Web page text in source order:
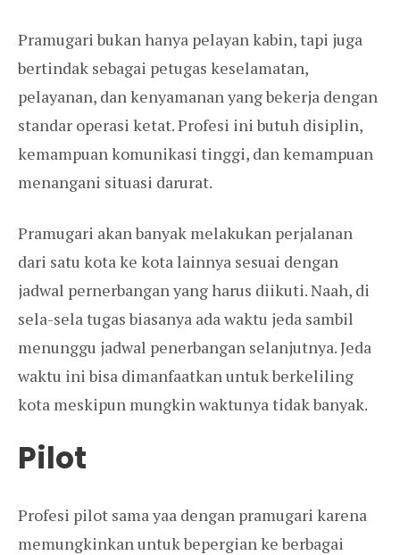
Pramugari bukan hanya pelayan kabin, tapi juga
bertindak sebagai petugas keselamatan,
pelayanan, dan kenyamanan yang bekerja dengan
standar operasi ketat. Profesi ini butuh disiplin,
kemampuan komunikasi tinggi, dan kemampuan
menangani situasi darurat.
Pramugari akan banyak melakukan perjalanan
dari satu kota ke kota lainnya sesuai dengan
jadwal pernerbangan yang harus diikuti. Naah, di
sela-sela tugas biasanya ada waktu jeda sambil
menunggu jadwal penerbangan selanjutnya. Jeda
waktu ini bisa dimanfaatkan untuk berkeliling
kota meskipun mungkin waktunya tidak banyak.
Pilot
Profesi pilot sama yaa dengan pramugari karena
memungkinkan untuk bepergian ke berbagai